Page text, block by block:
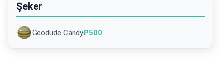
Şeker
Geodude Candy₽500